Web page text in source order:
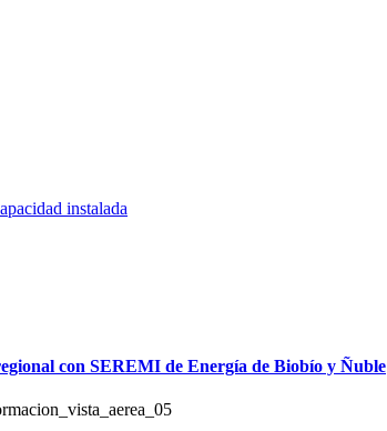
instalada
con SEREMI de Energía de Biobío y Ñuble